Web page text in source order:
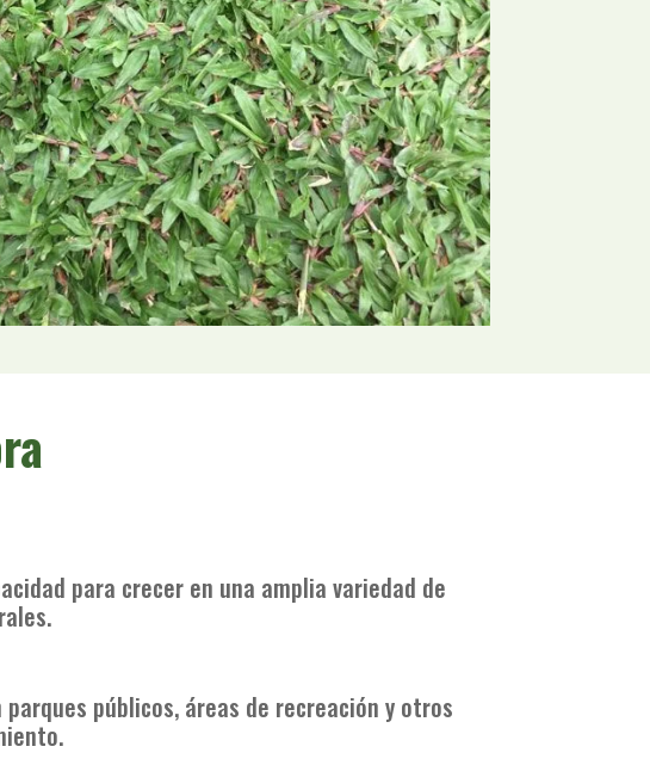
para crecer en una amplia variedad de
públicos, áreas de recreación y otros